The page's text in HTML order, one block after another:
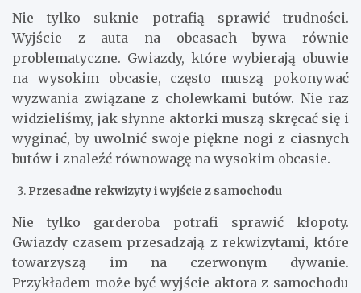
Nie tylko suknie potrafią sprawić trudności.
Wyjście z auta na obcasach bywa równie
problematyczne. Gwiazdy, które wybierają obuwie
na wysokim obcasie, często muszą pokonywać
wyzwania związane z cholewkami butów. Nie raz
widzieliśmy, jak słynne aktorki muszą skręcać się i
wyginać, by uwolnić swoje piękne nogi z ciasnych
butów i znaleźć równowagę na wysokim obcasie.
Przesadne rekwizyty i wyjście z samochodu
Nie tylko garderoba potrafi sprawić kłopoty.
Gwiazdy czasem przesadzają z rekwizytami, które
towarzyszą im na czerwonym dywanie.
Przykładem może być wyjście aktora z samochodu